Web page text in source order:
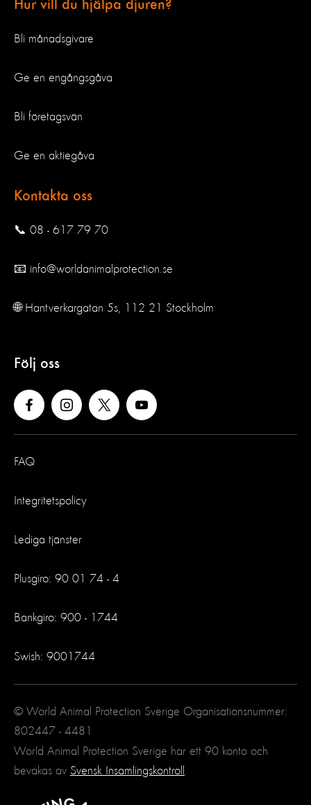
Hur vill du hjälpa djuren?
Bli månadsgivare
Ge en engångsgåva
Bli företagsvän
Ge en aktiegåva
Kontakta oss
📞 08 - 617 79 70
📧 info@worldanimalprotection.se
🌐 Hantverkargatan 5s, 112 21 Stockholm
Följ oss
FAQ
Integritetspolicy
Lediga tjänster
Plusgiro: 90 01 74 - 4
Bankgiro: 900 - 1744
Swish: 9001744
© World Animal Protection Sverige Organisationsnummer:
802447 - 4481
World Animal Protection Sverige har ett 90 konto och
bevakas av Svensk Insamlingskontroll